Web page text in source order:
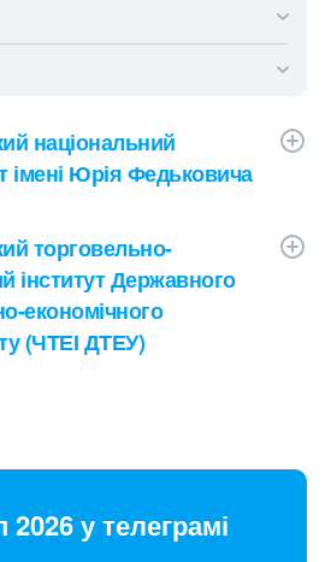
національний
імені Юрія Федьковича
торговельно-
інститут Державного
економічного
(ЧТЕІ ДТЕУ)
2026 у телеграмі